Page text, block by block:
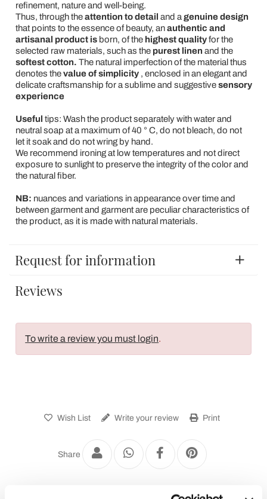
refinement, nature and well-being.
Thus, through theattention to detail and a genuine design
that points to the essence of beauty, anauthentic and
artisanal product isborn, of the highest qualityfor the
selected raw materials, such as the purest linen and the
softest cotton. The natural imperfection of the material thus
denotes thevalue of simplicity, enclosed in an elegant and
delicate craftsmanship for a sublime and suggestivesensory
experience
Useful tips: Wash the product separately with water and
neutral soap at a maximum of 40 ° C, do not bleach, do not
let it soak and do not wring by hand.
We recommend ironing at low temperatures and not direct
exposure to sunlight to preserve the integrity of the color and
the natural fiber.
NB: nuances and variations in appearance over time and
between garment and garment are peculiar characteristics of
the product, as it is made with natural materials.
Request for information
Reviews
To write a review you must login.
Wish List Write your review Print
Share